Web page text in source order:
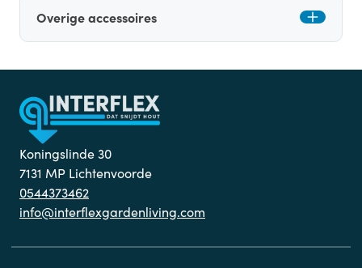
Overige accessoires
Koningslinde 30
7131 MP Lichtenvoorde
0544373462
info@interflexgardenliving.com